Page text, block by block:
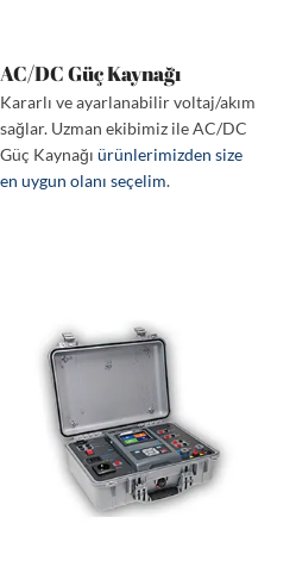
AC/DC Güç Kaynağı
Kararlı ve ayarlanabilir voltaj/akım
sağlar. Uzman ekibimiz ile AC/DC
Güç Kaynağı ürünlerimizden size
en uygun olanı seçelim.